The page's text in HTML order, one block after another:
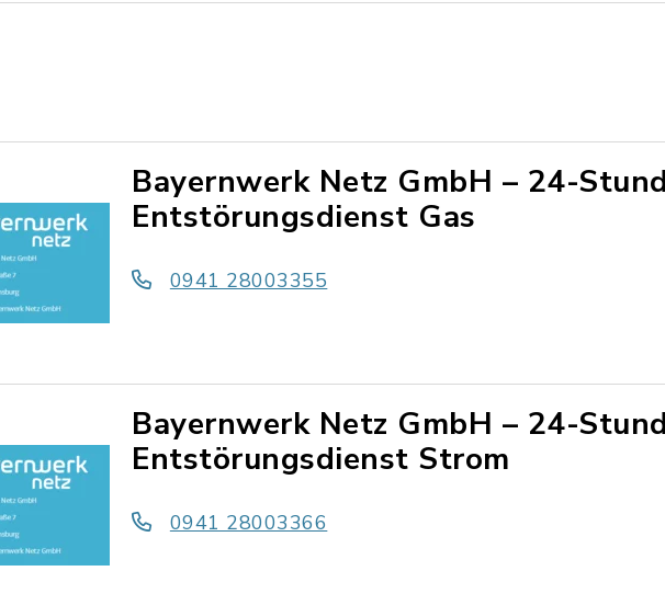
Bayernwerk Netz GmbH – 24-
Entstörungsdienst Gas
0941 28003355
Bayernwerk Netz GmbH – 24-
Entstörungsdienst Strom
0941 28003366